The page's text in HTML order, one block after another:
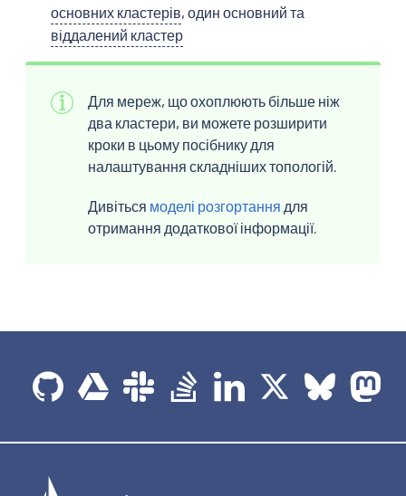
основних кластерів, один основний та
віддалений кластер
Для мереж, що охоплюють більше ніж
два кластери, ви можете розширити
кроки в цьому посібнику для
налаштування складніших топологій.
Дивіться моделі розгортання для
отримання додаткової інформації.